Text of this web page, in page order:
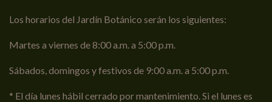
Los horarios del Jardín Botánico serán los siguientes:
Martes a viernes de 8:00 a.m. a 5:00 p.m.
Sábados, domingos y festivos de 9:00 a.m. a 5:00 p.m.
* El día lunes hábil cerrado por mantenimiento. Si el lunes es